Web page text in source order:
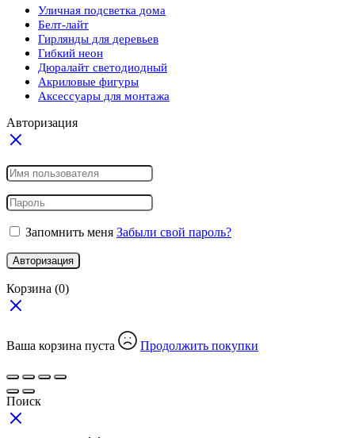
Уличная подсветка дома
Белт-лайт
Гирлянды для деревьев
Гибкий неон
Дюралайт светодиодный
Акриловые фигуры
Аксессуары для монтажа
Авторизация
Запомнить меня Забыли свой пароль?
Авторизация
Корзина (0)
Ваша корзина пуста Продолжить покупки
Поиск